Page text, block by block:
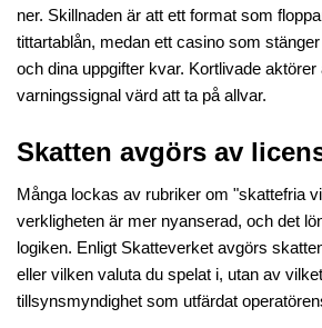
ner. Skillnaden är att ett format som
tittartablån, medan ett casino som
och dina uppgifter kvar. Kortlivade aktörer
varningssignal värd att ta på allvar.
Skatten avgörs av
Många lockas av rubriker om "skattefria
verkligheten är mer nyanserad, och det
logiken. Enligt Skatteverket avgörs
eller vilken valuta du spelat i, utan av
tillsynsmyndighet som utfärdat